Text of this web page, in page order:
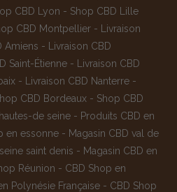
CBD Lyon - Shop CBD Lille
CBD Montpellier -
Livraison
Amiens -
Livraison CBD
Saint-Étienne -
Livraison CBD
- Livraison CBD Nanterre -
CBD Bordeaux - Shop CBD
de seine - Produits CBD en
en essonne - Magasin CBD val de
saint denis - Magasin CBD en
Réunion - CBD Shop en
Polynésie Française - CBD Shop